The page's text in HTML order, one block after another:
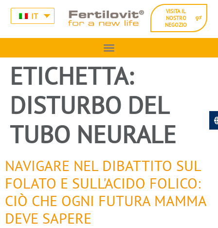
IT
VISITA IL
NOSTRO
NEGOZIO
ETICHETTA:
DISTURBO DEL
TUBO NEURALE
NAVIGARE NEL DIBATTITO SUL
FOLATO E SULL'ACIDO FOLICO:
CIÒ CHE OGNI FUTURA MAMMA
DEVE SAPERE